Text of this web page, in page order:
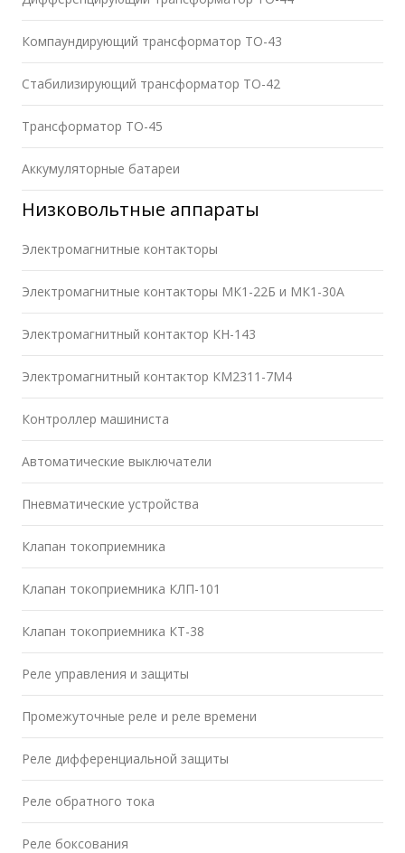
Компаундирующий трансформатор ТО-43
Стабилизирующий трансформатор ТО-42
Трансформатор ТО-45
Аккумуляторные батареи
Низковольтные аппараты
Электромагнитные контакторы
Электромагнитные контакторы МК1-22Б и МК1-30А
Электромагнитный контактор КН-143
Электромагнитный контактор КМ2311-7М4
Контроллер машиниста
Автоматические выключатели
Пневматические устройства
Клапан токоприемника
Клапан токоприемника КЛП-101
Клапан токоприемника КТ-38
Реле управления и защиты
Промежуточные реле и реле времени
Реле дифференциальной защиты
Реле обратного тока
Реле боксования